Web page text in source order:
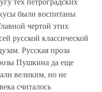
были воспитаны
чертой этих
русской классической
Русская проза
Пушкина да еще
великим, но не
считалось